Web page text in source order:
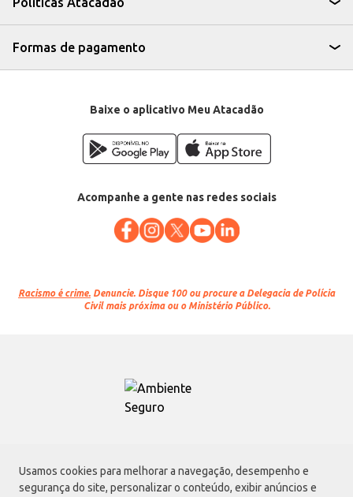
Usamos cookies para melhorar a navegação, desempenho e
segurança do site, personalizar o conteúdo, exibir anúncios e
Formas de pagamento
Baixe o aplicativo Meu Atacadão
Acompanhe a gente nas redes sociais
Racismo é crime. Denuncie. Disque 100 ou procure a Delegacia de Polícia
Civil mais próxima ou o Ministério Público.
Atacadão S.A.
Avenida Morvan Dias de Figueiredo, 6169, Vila Maria, São Paulo - SP | CEP
02170-901 | CNPJ: 75.315.333/0001-09